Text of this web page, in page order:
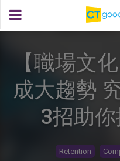
【職場文
成大趨勢
3招助
Retention